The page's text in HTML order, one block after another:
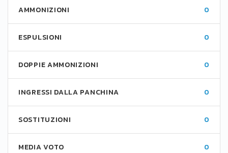
AMMONIZIONI 0
ESPULSIONI 0
DOPPIE AMMONIZIONI 0
INGRESSI DALLA PANCHINA 0
SOSTITUZIONI 0
MEDIA VOTO 0